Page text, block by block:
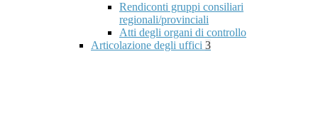
Rendiconti gruppi consiliari
regionali/provinciali
Atti degli organi di controllo
Articolazione degli uffici 3